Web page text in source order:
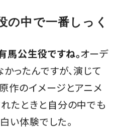
の中で一番しっく
馬公生役ですね。オーデ
かったんですが、演じて
作のイメージとアニメ
たときと自分の中でも
い体験でした。